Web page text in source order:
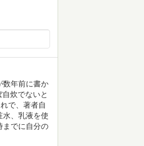
数年前に書か
炊でないと
で、著者自
水、乳液を使
までに自分の